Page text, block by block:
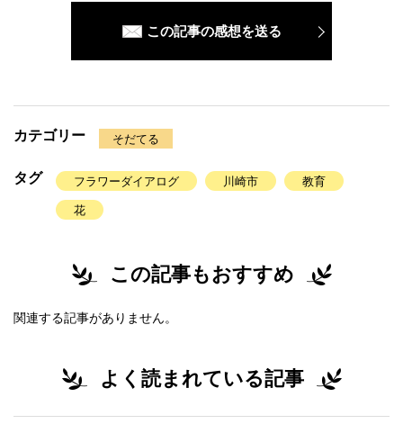
この記事の感想を送る
カテゴリー そだてる
タグ フラワーダイアログ 川崎市 教育
花
この記事もおすすめ
関連する記事がありません。
よく読まれている記事